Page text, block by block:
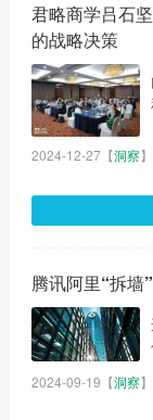
君略商学吕石
的战略决策
2024-12-27【洞察】
腾讯阿里“拆墙
2024-09-19 【洞察】